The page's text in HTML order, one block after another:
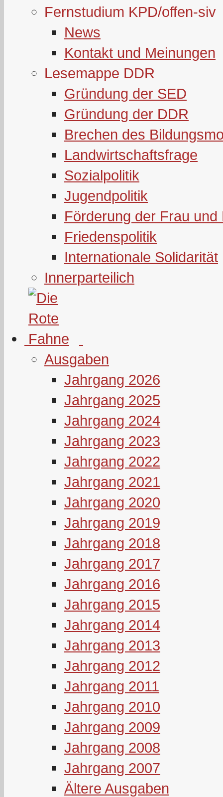
Fernstudium KPD/offen-siv
News
Kontakt und Meinungen
Lesemappe DDR
Gründung der SED
Gründung der DDR
Brechen des
Landwirtschaftsfrage
Sozialpolitik
Jugendpolitik
Förderung der Frau und
Friedenspolitik
Internationale Solidarität
Innerparteilich
Ausgaben
Jahrgang 2026
Jahrgang 2025
Jahrgang 2024
Jahrgang 2023
Jahrgang 2022
Jahrgang 2021
Jahrgang 2020
Jahrgang 2019
Jahrgang 2018
Jahrgang 2017
Jahrgang 2016
Jahrgang 2015
Jahrgang 2014
Jahrgang 2013
Jahrgang 2012
Jahrgang 2011
Jahrgang 2010
Jahrgang 2009
Jahrgang 2008
Jahrgang 2007
Ältere Ausgaben